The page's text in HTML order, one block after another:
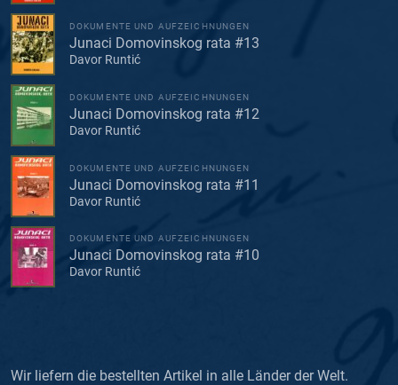
DOKUMENTE UND AUFZEICHNUNGEN
Junaci Domovinskog rata #13
Davor Runtić
DOKUMENTE UND AUFZEICHNUNGEN
Junaci Domovinskog rata #12
Davor Runtić
DOKUMENTE UND AUFZEICHNUNGEN
Junaci Domovinskog rata #11
Davor Runtić
DOKUMENTE UND AUFZEICHNUNGEN
Junaci Domovinskog rata #10
Davor Runtić
Wir liefern die bestellten Artikel in alle Länder der Welt.